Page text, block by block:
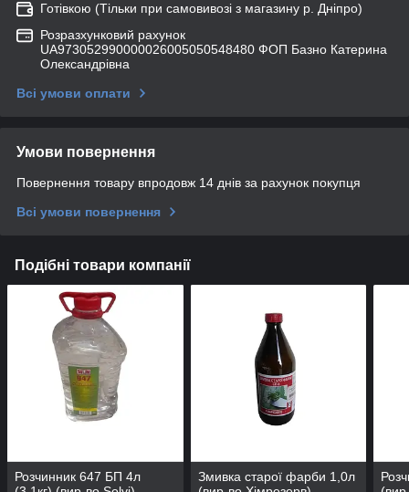
Готівкою (Тільки при самовивозі з магазину р. Дніпро)
Розразхунковий рахунок
UA973052990000026005050548480 ФОП Базно Катерина
Олександрівна
Всі умови оплати
Умови повернення
Повернення товару впродовж 14 днів за рахунок покупця
Всі умови повернення
Подібні товари компанії
Розчинник 647 БП 4л
Змивка старої фарби 1,0л